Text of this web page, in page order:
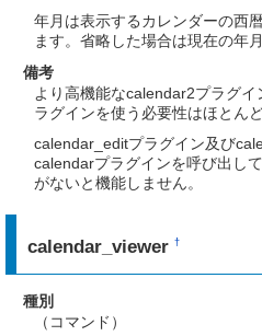
年月は表示するカレンダーの西
ます。省略した場合は現在の年
備考
より高機能なcalendar2プラグ
ラグインを使う必要性はほとん
calendar_editプラグイン及び
calendarプラグインを呼び出し
がないと機能しません。
calendar_viewer†
種別
（コマンド）